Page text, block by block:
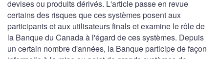
devises ou produits dérivés. L'article passe en revue
certains des risques que ces systèmes posent aux
participants et aux utilisateurs finals et examine le rôle de
la Banque du Canada à l'égard de ces systèmes. Depuis
un certain nombre d'années, la Banque participe de façon